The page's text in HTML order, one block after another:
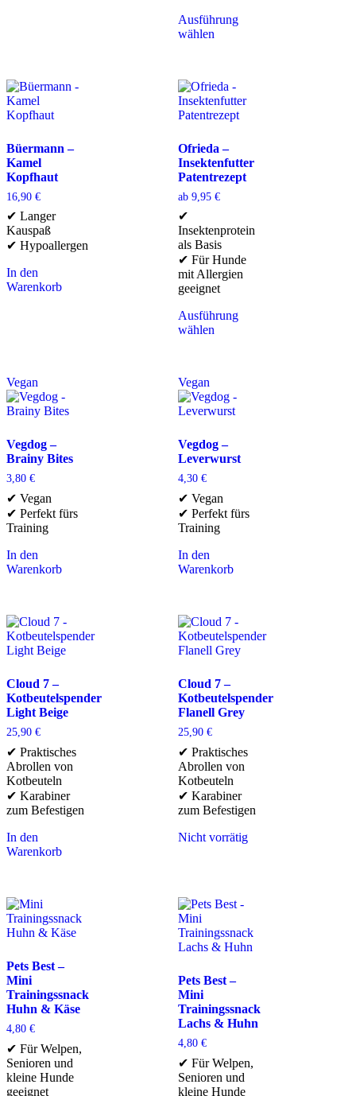
Ausführung
wählen
Büermann –
Kamel
Kopfhaut
16,90 €
✔ Langer
Kauspaß
✔ Hypoallergen
In den
Warenkorb
Ofrieda –
Insektenfutter
Patentrezept
ab 9,95 €
✔
Insektenprotein
als Basis
✔ Für Hunde
mit Allergien
geeignet
Ausführung
wählen
Vegan
Vegdog –
Brainy Bites
3,80 €
✔ Vegan
✔ Perfekt fürs
Training
In den
Warenkorb
Vegan
Vegdog –
Leverwurst
4,30 €
✔ Vegan
✔ Perfekt fürs
Training
In den
Warenkorb
Cloud 7 –
Kotbeutelspender
Light Beige
25,90 €
✔ Praktisches
Abrollen von
Kotbeuteln
✔ Karabiner
zum Befestigen
In den
Warenkorb
Cloud 7 –
Kotbeutelspender
Flanell Grey
25,90 €
✔ Praktisches
Abrollen von
Kotbeuteln
✔ Karabiner
zum Befestigen
Nicht vorrätig
Pets Best –
Mini
Trainingssnack
Huhn & Käse
4,80 €
✔ Für Welpen,
Senioren und
kleine Hunde
geeignet
Pets Best –
Mini
Trainingssnack
Lachs & Huhn
4,80 €
✔ Für Welpen,
Senioren und
kleine Hunde